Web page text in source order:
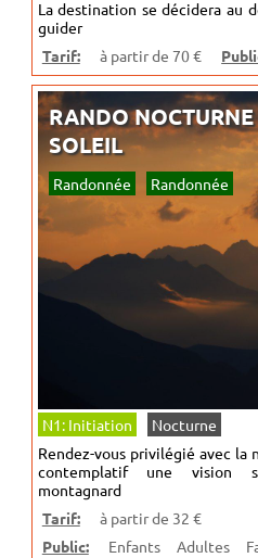
La destination se décidera au
guider
Tarif:
à partir de 70 €
RANDO
SOLEIL
Randonnée Randonnée
N1: Initiation
Nocturne
Rendez-vous privilégié avec la
contemplatif une vision
montagnard
Tarif:
à partir de 32 €
Public:
Enfants Adultes